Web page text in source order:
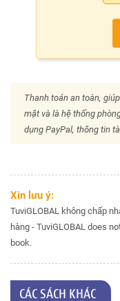
Thanh toán an toàn,
mật và là hệ thống
dụng PayPal, thông tin
Xin lưu ý:
TuviGLOBAL không chấp
hàng - TuviGLOBAL does
book.
CÁC SÁCH KHÁC